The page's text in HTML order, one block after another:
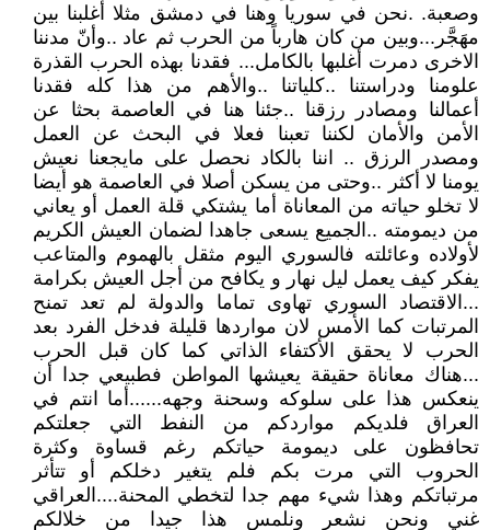
وصعبة. .نحن في سوريا وهنا في دمشق مثلا أغلبنا بين
مهَجَّر...وبين من كان هارباً من الحرب ثم عاد ..وأنّ مدننا
الاخرى دمرت أغلبها بالكامل... فقدنا بهذه الحرب القذرة
علومنا ودراستنا ..كلياتنا ..والأهم من هذا كله فقدنا
أعمالنا ومصادر رزقنا ..جئنا هنا في العاصمة بحثا عن
الأمن والأمان لكننا تعبنا فعلا في البحث عن العمل
ومصدر الرزق .. اننا بالكاد نحصل على مايجعنا نعيش
يومنا لا أكثر ..وحتى من يسكن أصلا في العاصمة هو أيضا
لا تخلو حياته من المعاناة أما يشتكي قلة العمل أو يعاني
من ديمومته ..الجميع يسعى جاهدا لضمان العيش الكريم
لأولاده وعائلته فالسوري اليوم مثقل بالهموم والمتاعب
يفكر كيف يعمل ليل نهار و يكافح من أجل العيش بكرامة
...الاقتصاد السوري تهاوى تماما والدولة لم تعد تمنح
المرتبات كما الأمس لان مواردها قليلة فدخل الفرد بعد
الحرب لا يحقق الأكتفاء الذاتي كما كان قبل الحرب
...هناك معاناة حقيقة يعيشها المواطن فطبيعي جدا أن
ينعكس هذا على سلوكه وسحنة وجهه......أما انتم في
العراق فلديكم مواردكم من النفط التي جعلتكم
تحافظون على ديمومة حياتكم رغم قساوة وكثرة
الحروب التي مرت بكم فلم يتغير دخلكم أو تتأثر
مرتباتكم وهذا شيء مهم جدا لتخطي المحنة....العراقي
غني ونحن نشعر ونلمس هذا جيدا من خلالكم